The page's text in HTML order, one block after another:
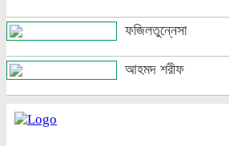
ফজিলতুন্নেসা
আহমদ শরীফ